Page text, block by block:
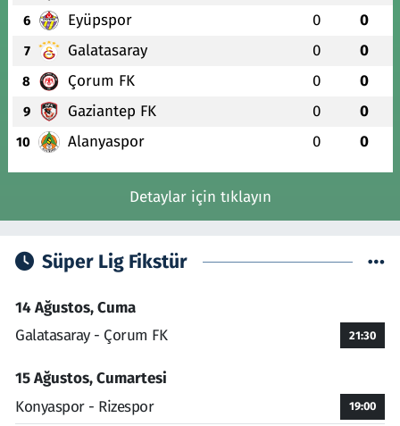
6 Eyüpspor 0 0
7 Galatasaray 0 0
8 Çorum FK 0 0
9 Gaziantep FK 0 0
10 Alanyaspor 0 0
Detaylar için tıklayın
Süper Lig Fikstür
14 Ağustos, Cuma
Galatasaray - Çorum FK
21:30
15 Ağustos, Cumartesi
Konyaspor - Rizespor
19:00